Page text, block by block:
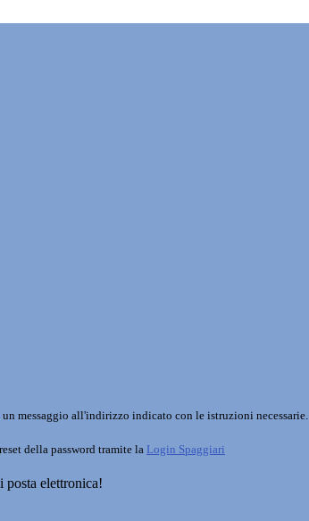
messaggio all'indirizzo indicato con le istruzioni necessarie.
della password tramite la Login Spaggiari
posta elettronica!